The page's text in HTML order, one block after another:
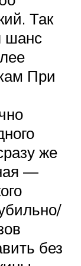
Так
шанс
При
же
—
без